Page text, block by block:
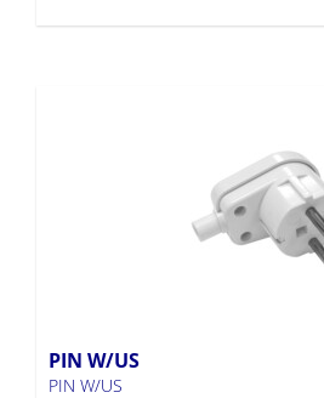
PIN W/US
PIN W/US